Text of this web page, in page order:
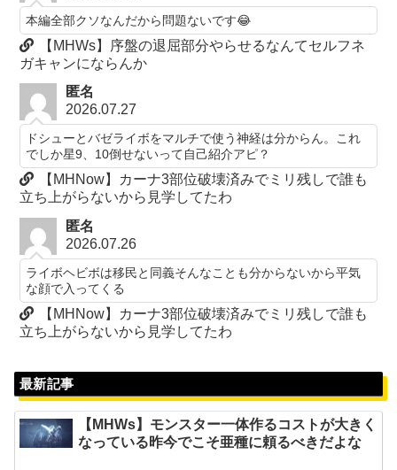
本編全部クソなんだから問題ないです😂
【MHWs】序盤の退屈部分やらせるなんてセルフネ
ガキャンにならんか
匿名
2026.07.27
ドシューとバゼライボをマルチで使う神経は分からん。これ
でしか星9、10倒せないって自己紹介アピ？
【MHNow】カーナ3部位破壊済みでミリ残しで誰も
立ち上がらないから見学してたわ
匿名
2026.07.26
ライボヘビボは移民と同義そんなことも分からないから平気
な顔で入ってくる
【MHNow】カーナ3部位破壊済みでミリ残しで誰も
立ち上がらないから見学してたわ
最新記事
【MHWs】モンスター一体作るコストが大きく
なっている昨今でこそ亜種に頼るべきだよな